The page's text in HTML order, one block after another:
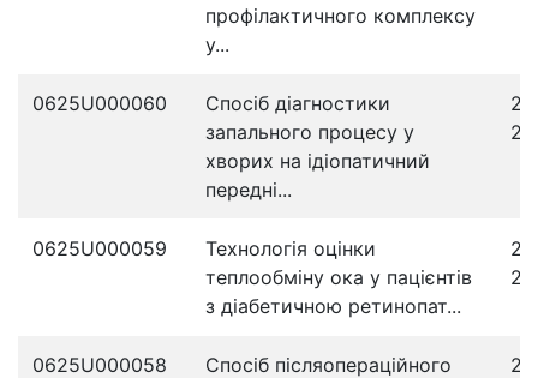
профілактичного комплексу
у...
0625U000060
Спосіб діагностики
запального процесу у
хворих на ідіопатичний
передні...
0625U000059
Технологія оцінки
теплообміну ока у пацієнтів
з діабетичною ретинопат...
0625U000058
Спосіб післяопераційного